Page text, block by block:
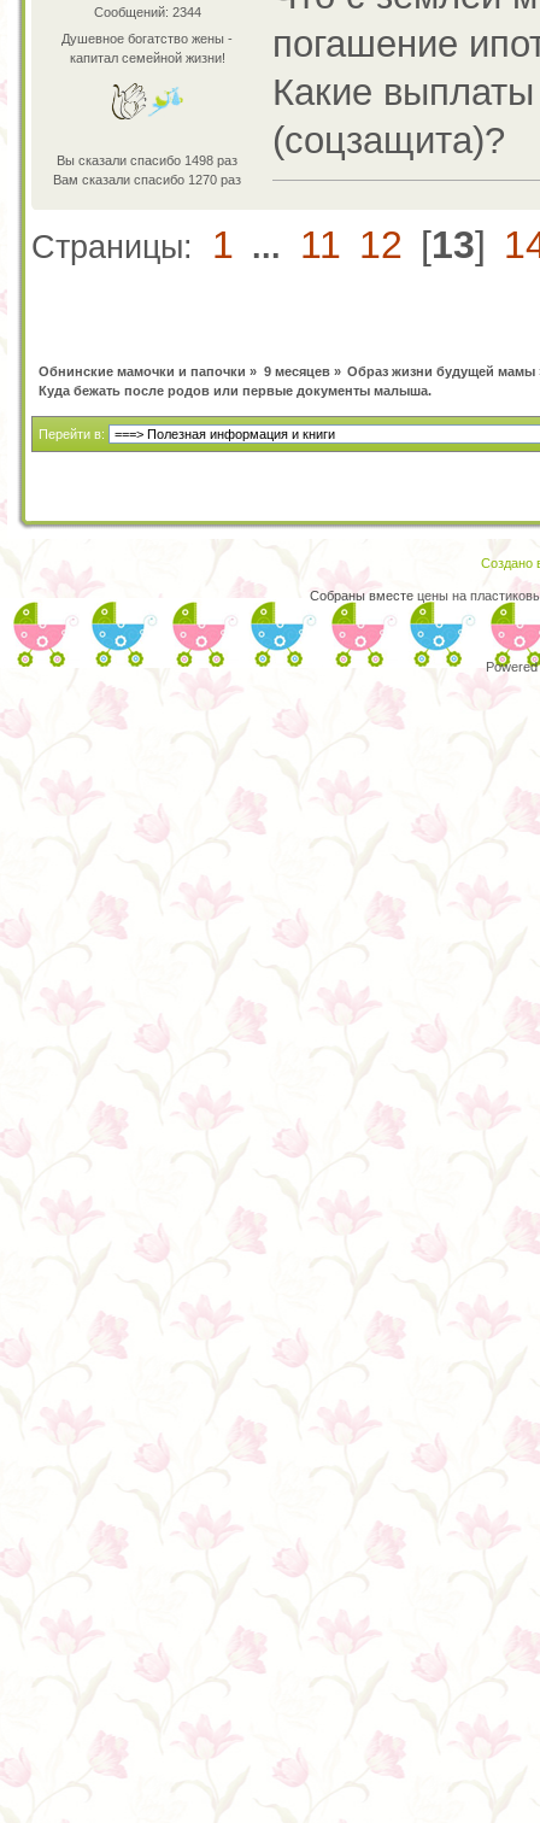
Сообщений: 2344
Душевное богатство жены -
капитал семейной жизни!
Вы сказали спасибо 1498 раз
Вам сказали спасибо 1270 раз
погашение
Какие
(соцзащита)?
Страницы: 1 ... 11 12 [13]
Обнинские мамочки и папочки » 9 месяцев» Образ жизни будущей мамы
Куда бежать после родов или первые документы малыша.
Перейти в:
Создано
Собраны вместе цены на